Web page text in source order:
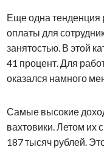
Еще одна тенденция
оплаты для
занятостью. В этой
41 процент. Для
оказался намного
Самые высокие
вахтовики. Летом их
187 тысяч рублей.